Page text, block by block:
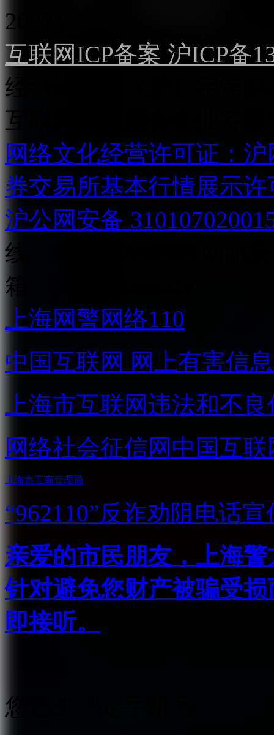
2022）
互联网ICP备案 沪ICP备
经营许可证（沪）字第
互联网直播服务企业备案
网络文化经营许可证：
券交易所基本行情展示许
沪公网安备
线：021-31268888
箱：
上海网警网络110
中国互联网 网上有害信
上海市互联网违法和不
网络社会征信网 中国互
上海市工商管理局
“962110”反诈劝阻电话宣
亲爱的市民朋友，上海
针对避免您财产被骗受
即接听。
您还未绑定手机号